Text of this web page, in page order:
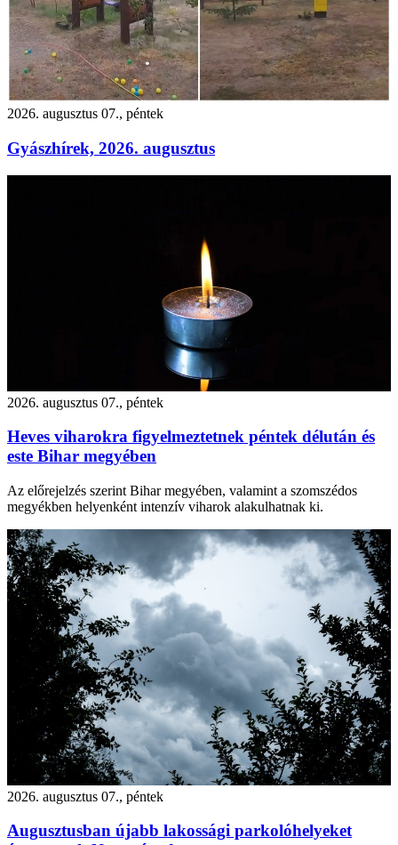
2026. augusztus 07., péntek
Gyászhírek, 2026. augusztus
2026. augusztus 07., péntek
Heves viharokra figyelmeztetnek péntek délután és
este Bihar megyében
Az előrejelzés szerint Bihar megyében, valamint a szomszédos
megyékben helyenként intenzív viharok alakulhatnak ki.
2026. augusztus 07., péntek
Augusztusban újabb lakossági parkolóhelyeket